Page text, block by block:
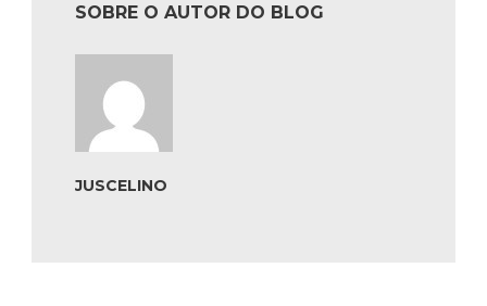
SOBRE O AUTOR DO BLOG
JUSCELINO